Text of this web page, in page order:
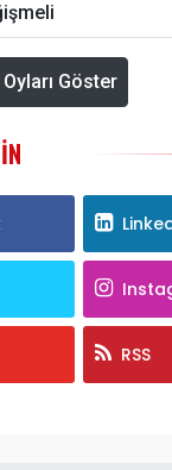
Oyları Göster
RSS